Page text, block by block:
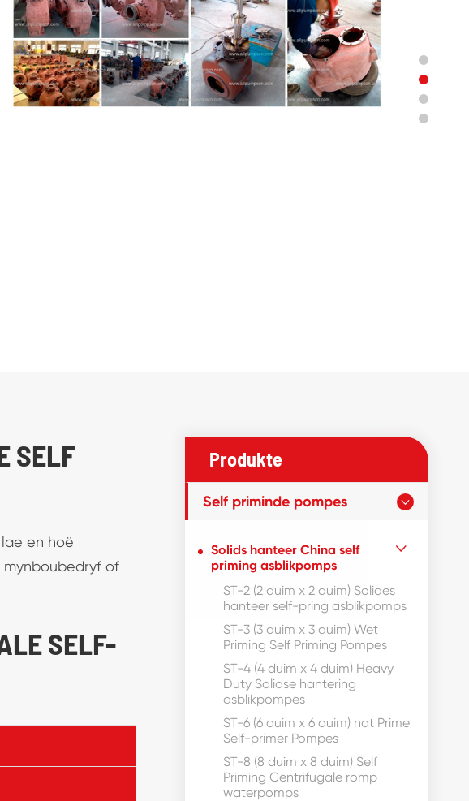
SELF
en hoë
mynboubedryf of
SELF-
Produkte
Self priminde pompes 
Solids hanteer China self
priming asblikpomps

ST-2 (2 duim x 2 duim) Solides
hanteer self-pring asblikpomps
ST-3 (3 duim x 3 duim) Wet
Priming Self Priming Pompes
ST-4 (4 duim x 4 duim) Heavy
Duty Solidse hantering
asblikpompes
ST-6 (6 duim x 6 duim) nat Prime
Self-primer Pompes
ST-8 (8 duim x 8 duim) Self
Priming Centrifugale romp
waterpomps